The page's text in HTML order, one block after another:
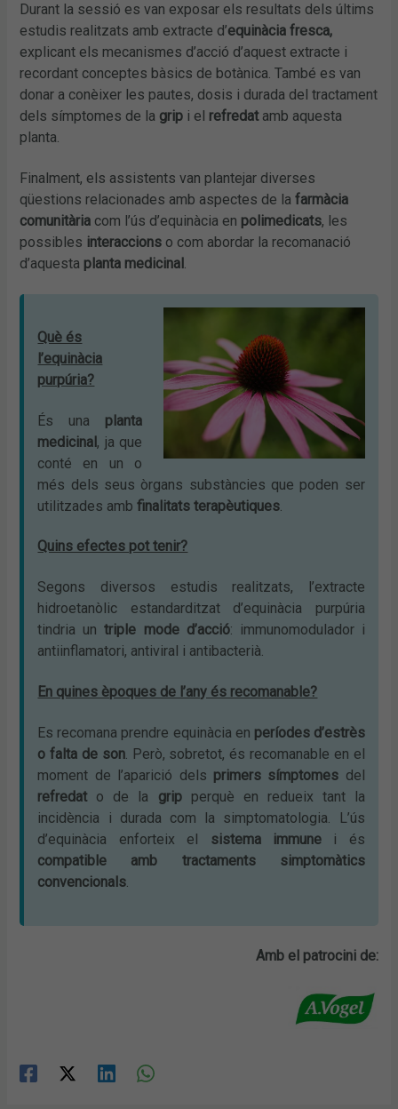
Durant la sessió es van exposar els resultats dels últims
estudis realitzats amb extracte d’equinàcia fresca,
explicant els mecanismes d’acció d’aquest extracte i
recordant conceptes bàsics de botànica. També es van
donar a conèixer les pautes, dosis i durada del tractament
dels símptomes de la grip i el refredatamb aquesta
planta.
Finalment, els assistents van plantejar diverses
qüestions relacionades amb aspectes de lafarmàcia
comunitària com l’ús d’equinàcia en polimedicats, les
possibles interaccions o com abordar la recomanació
d’aquesta planta medicinal.
Què és
l’equinàcia
purpúria?
És una planta
medicinal , ja que
conté en un o
més dels seus òrgans substàncies que poden ser
utilitzades ambfinalitats terapèutiques
Quins efectes pot tenir?
Segons diversos estudis realitzats, l’extracte
hidroetanòlic estandarditzat d’equinàcia purpúria
tindria untriple mode d’acció: immunomodulador i
antiinflamatori, antiviral i antibacterià.
En quines èpoques de l’any és recomanable?
Es recomana prendre equinàcia en períodes d’estrès
o falta de son. Però, sobretot, és recomanable en el
moment de l’aparició dels primers símptomes del
refredato de la gripperquè en redueix tant la
incidència i durada com la simptomatologia. L’ús
d’equinàcia enforteix el sistema immunei és
compatible amb tractaments simptomàtics
convencionals.
Amb el patrocini de: